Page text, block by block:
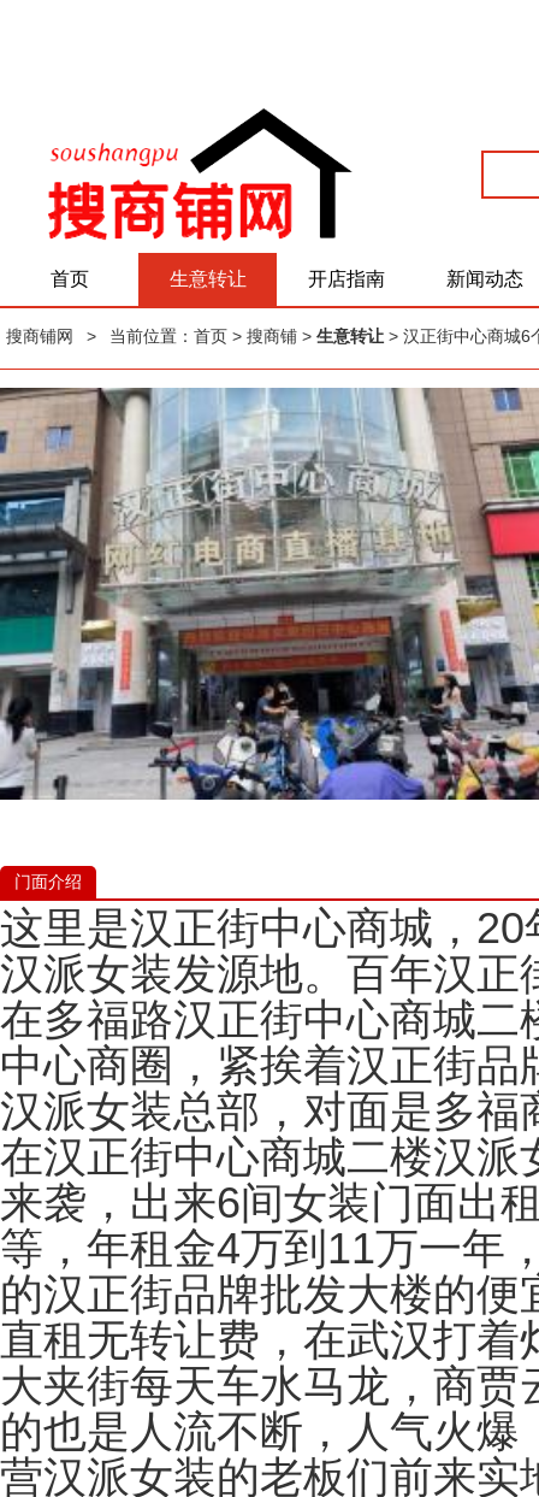
首页 生意转让 开店指南 新闻动态
搜商铺网 > 当前位置： 首页 > 搜商铺 > 生意转让 > 汉正街中心商城6
门面介绍
这里是汉正街中心商城，
汉派女装发源地。百年汉
在多福路汉正街中心商城
中心商圈，紧挨着汉正街
汉派女装总部，对面是多
在汉正街中心商城二楼汉
来袭，出来6间女装门面出
等，年租金4万到11万一年
的汉正街品牌批发大楼的
直租无转让费，在武汉打
大夹街每天车水马龙，商
的也是人流不断，人气火
营汉派女装的老板们前来